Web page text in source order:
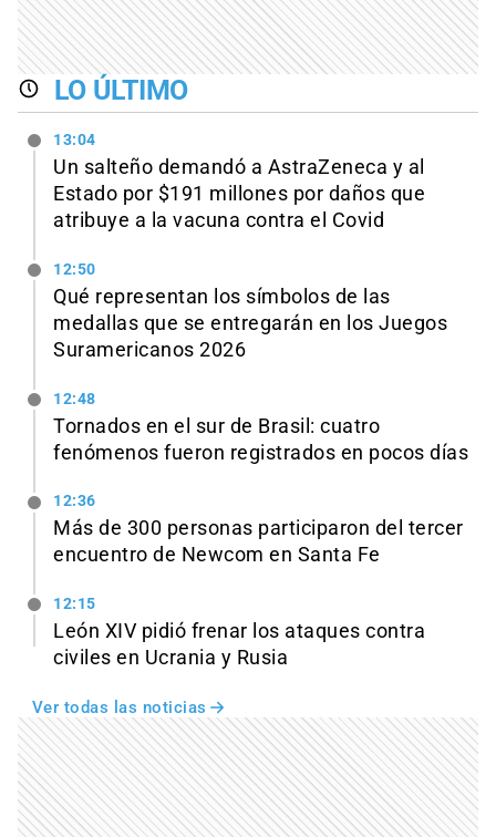
LO ÚLTIMO
13:04
Un salteño demandó a AstraZeneca y al
Estado por $191 millones por daños que
atribuye a la vacuna contra el Covid
12:50
Qué representan los símbolos de las
medallas que se entregarán en los Juegos
Suramericanos 2026
12:48
Tornados en el sur de Brasil: cuatro
fenómenos fueron registrados en pocos días
12:36
Más de 300 personas participaron del tercer
encuentro de Newcom en Santa Fe
12:15
León XIV pidió frenar los ataques contra
civiles en Ucrania y Rusia
Ver todas las noticias